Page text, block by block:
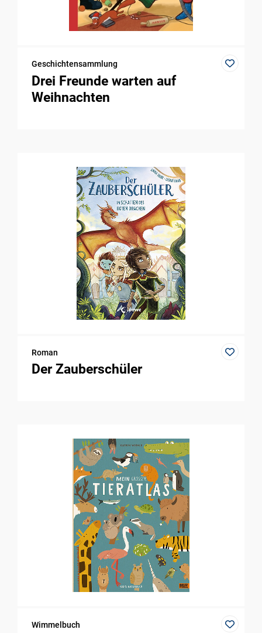
Geschichtensammlung
Drei Freunde warten auf
Weihnachten
Roman
Der Zauberschüler
Wimmelbuch